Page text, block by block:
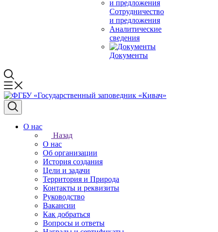
Сотрудничество
и предложения
Аналитические
сведения
Документы
О нас
Назад
О нас
Об организации
История создания
Цели и задачи
Территория и Природа
Контакты и реквизиты
Руководство
Вакансии
Как добраться
Вопросы и ответы